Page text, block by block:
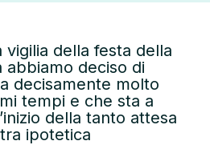
vigilia della festa della
abbiamo deciso di
decisamente molto
tempi e che sta a
della tanto attesa
ipotetica